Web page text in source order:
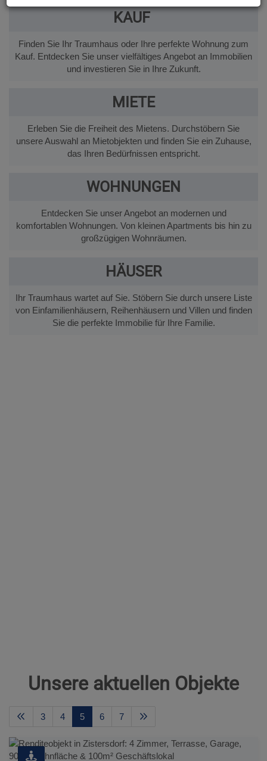
KAUF
Finden Sie Ihr Traumhaus oder Ihre perfekte Wohnung zum
Kauf. Entdecken Sie unser vielfältiges Angebot an Immobilien
und investieren Sie in Ihre Zukunft.
MIETE
Erleben Sie die Freiheit des Mietens. Durchstöbern Sie
unsere Auswahl an Mietobjekten und finden Sie ein Zuhause,
das Ihren Bedürfnissen entspricht.
WOHNUNGEN
Entdecken Sie unser Angebot an modernen und
komfortablen Wohnungen. Von kleinen Apartments bis hin zu
großzügigen Wohnräumen.
HÄUSER
Ihr Traumhaus wartet auf Sie. Stöbern Sie durch unsere Liste
von Einfamilienhäusern, Reihenhäusern und Villen und finden
Sie die perfekte Immobilie für Ihre Familie.
Unsere aktuellen Objekte
3 4 5 6 7